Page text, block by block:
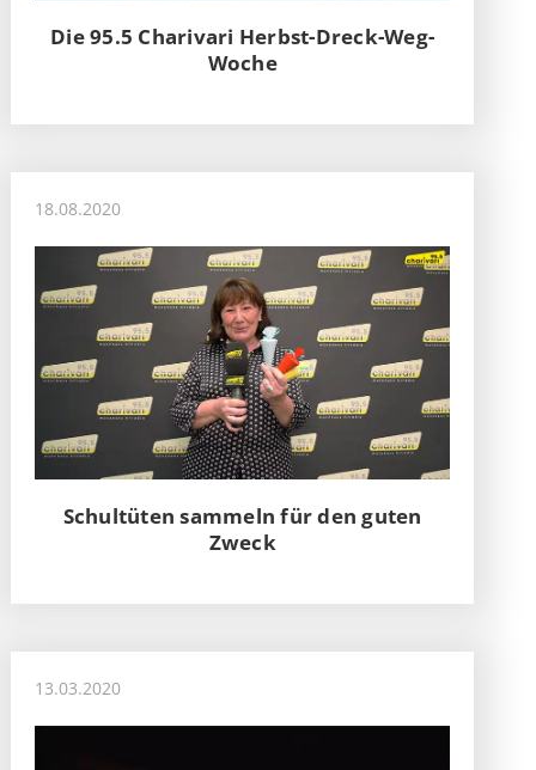
Die 95.5 Charivari Herbst-Dreck-Weg-
Woche
18.08.2020
Schultüten sammeln für den guten
Zweck
13.03.2020